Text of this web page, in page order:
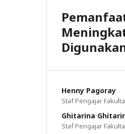
Henny Pagoray
Staf Pengajar
Ghitarina
Staf Pengajar